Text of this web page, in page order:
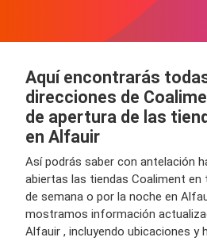
Aquí encontrarás
direcciones de
de apertura de las
en Alfauir
Así podrás saber con antelación
abiertas las tiendas Coaliment en
de semana o por la noche en
mostramos información
Alfauir , incluyendo ubicaciones y